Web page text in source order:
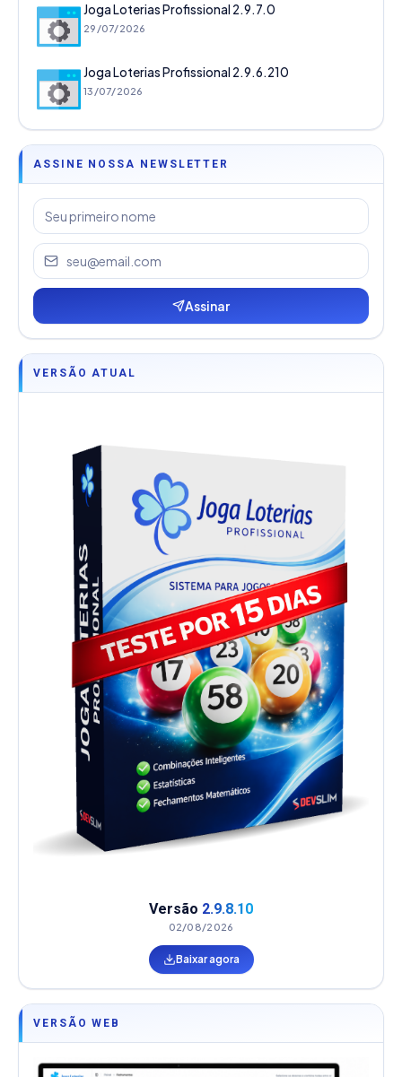
Joga Loterias Profissional 2.9.7.0
29/07/2026
Joga Loterias Profissional 2.9.6.210
13/07/2026
ASSINE NOSSA NEWSLETTER
Assinar
VERSÃO ATUAL
Versão 2.9.8.10
02/08/2026
Baixar agora
VERSÃO WEB